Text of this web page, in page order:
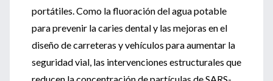
portátiles. Como la fluoración del agua potable
para prevenir la caries dental y las mejoras en el
diseño de carreteras y vehículos para aumentar la
seguridad vial, las intervenciones estructurales que